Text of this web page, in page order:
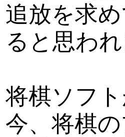
追放を求
ると思われ
将棋ソフ
今、将棋